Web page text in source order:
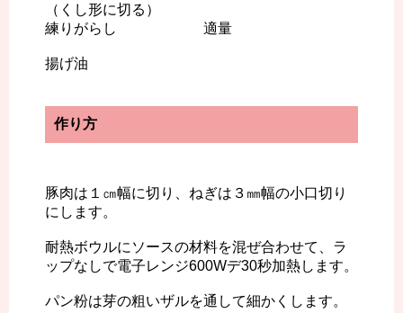
（くし形に切る）
練りがらし 適量
揚げ油
作り方
豚肉は１㎝幅に切り、ねぎは３㎜幅の小口切り
にします。
耐熱ボウルにソースの材料を混ぜ合わせて、ラ
ップなしで電子レンジ600Wデ30秒加熱します。
パン粉は芽の粗いザルを通して細かくします。